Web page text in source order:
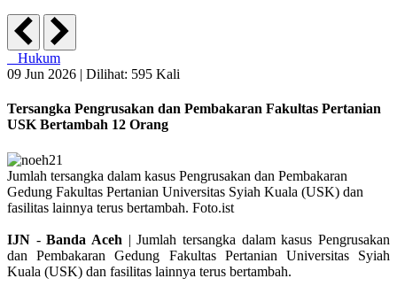
Hukum
09 Jun 2026 | Dilihat: 595 Kali
Tersangka Pengrusakan dan Pembakaran Fakultas Pertanian
USK Bertambah 12 Orang
Jumlah tersangka dalam kasus Pengrusakan dan Pembakaran
Gedung Fakultas Pertanian Universitas Syiah Kuala (USK) dan
fasilitas lainnya terus bertambah. Foto.ist
IJN -Banda Aceh | Jumlah tersangka dalam kasus Pengrusakan
dan Pembakaran Gedung Fakultas Pertanian Universitas Syiah
Kuala (USK) dan fasilitas lainnya terus bertambah.